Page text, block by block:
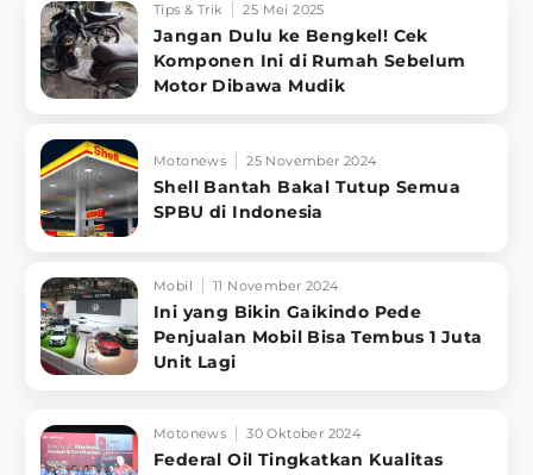
Tips & Trik 25 Mei 2025
Jangan Dulu ke Bengkel! Cek
Komponen Ini di Rumah Sebelum
Motor Dibawa Mudik
Motonews 25 November 2024
Shell Bantah Bakal Tutup Semua
SPBU di Indonesia
Mobil 11 November 2024
Ini yang Bikin Gaikindo Pede
Penjualan Mobil Bisa Tembus 1 Juta
Unit Lagi
Motonews 30 Oktober 2024
Federal Oil Tingkatkan Kualitas